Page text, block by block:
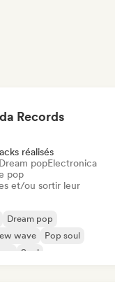
Records
réalisés
popElectronica
pop
et/ou sortir leur
Dream pop
wave
Pop soul
Soul